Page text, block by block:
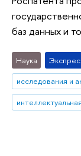
баз данных и
Наука
исследования и